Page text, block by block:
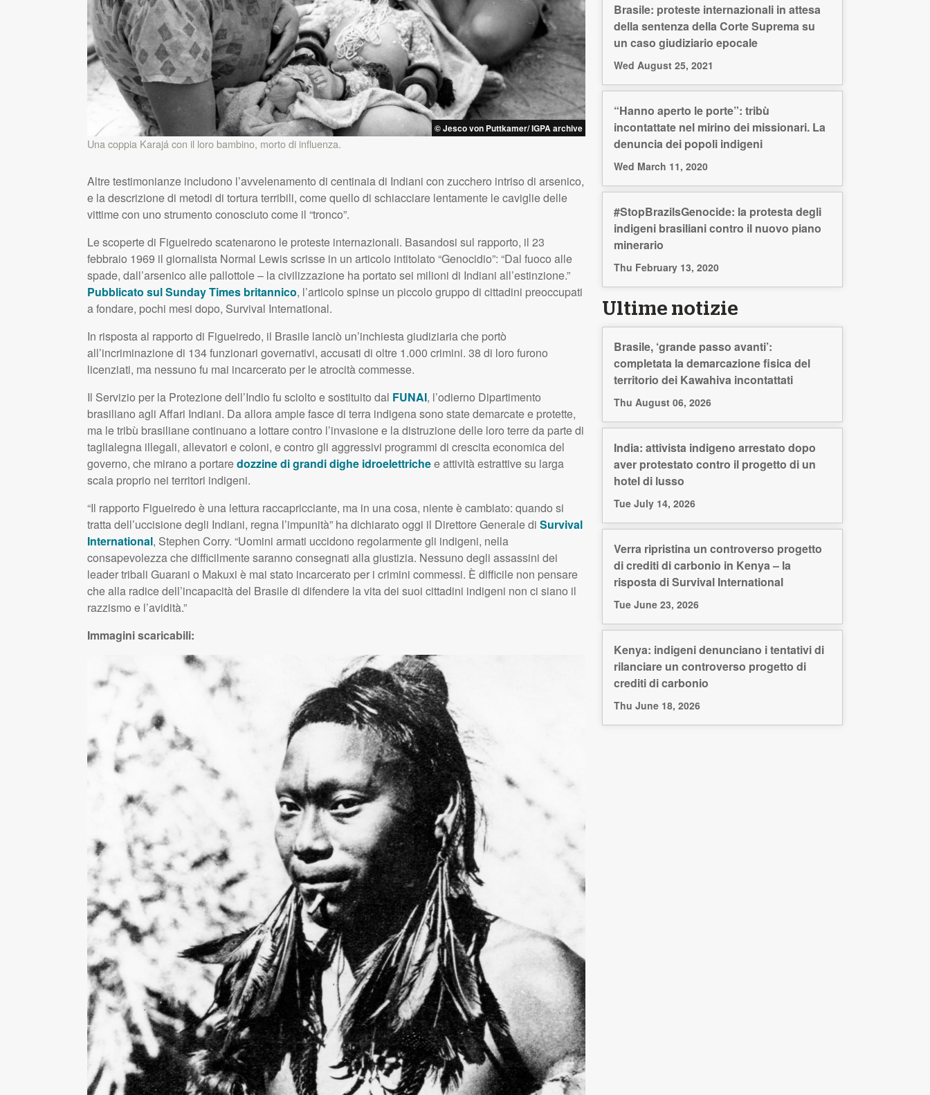
© Jesco von Puttkamer/ IGPA archive
Una coppia Karajá con il loro bambino, morto di influenza.
Altre testimonianze includono l’avvelenamento di centinaia di Indiani con zucchero intriso di arsenico,
e la descrizione di metodi di tortura terribili, come quello di schiacciare lentamente le caviglie delle
vittime con uno strumento conosciuto come il “tronco”.
Le scoperte di Figueiredo scatenarono le proteste internazionali. Basandosi sul rapporto, il 23
febbraio 1969 il giornalista Normal Lewis scrisse in un articolo intitolato “Genocidio”: “Dal fuoco alle
spade, dall’arsenico alle pallottole – la civilizzazione ha portato sei milioni di Indiani all’estinzione.”
Pubblicato sul Sunday Times britannico, l’articolo spinse un piccolo gruppo di cittadini preoccupati
a fondare, pochi mesi dopo, Survival International.
In risposta al rapporto di Figueiredo, il Brasile lanciò un’inchiesta giudiziaria che portò
all’incriminazione di 134 funzionari governativi, accusati di oltre 1.000 crimini. 38 di loro furono
licenziati, ma nessuno fu mai incarcerato per le atrocità commesse.
Il Servizio per la Protezione dell’Indio fu sciolto e sostituito dal FUNAI, l’odierno Dipartimento
brasiliano agli Affari Indiani. Da allora ampie fasce di terra indigena sono state demarcate e protette,
ma le tribù brasiliane continuano a lottare contro l’invasione e la distruzione delle loro terre da parte di
taglialegna illegali, allevatori e coloni, e contro gli aggressivi programmi di crescita economica del
governo, che mirano a portaredozzine di grandi dighe idroelettrichee attività estrattive su larga
scala proprio nei territori indigeni.
“Il rapporto Figueiredo è una lettura raccapricciante, ma in una cosa, niente è cambiato: quando si
tratta dell’uccisione degli Indiani, regna l’impunità” ha dichiarato oggi il Direttore Generale di Survival
International, Stephen Corry. “Uomini armati uccidono regolarmente gli indigeni, nella
consapevolezza che difficilmente saranno consegnati alla giustizia. Nessuno degli assassini dei
leader tribali Guarani o Makuxi è mai stato incarcerato per i crimini commessi. È difficile non pensare
che alla radice dell’incapacità del Brasile di difendere la vita dei suoi cittadini indigeni non ci siano il
razzismo e l’avidità.”
Immagini scaricabili:
Brasile: proteste internazionali in attesa
della sentenza della Corte Suprema su
un caso giudiziario epocale
Wed August 25, 2021
“Hanno aperto le porte”: tribù
incontattate nel mirino dei missionari. La
denuncia dei popoli indigeni
Wed March 11, 2020
#StopBrazilsGenocide: la protesta degli
indigeni brasiliani contro il nuovo piano
minerario
Thu February 13, 2020
Ultime notizie
Brasile, ‘grande passo avanti’:
completata la demarcazione fisica del
territorio dei Kawahiva incontattati
Thu August 06, 2026
India: attivista indigeno arrestato dopo
aver protestato contro il progetto di un
hotel di lusso
Tue July 14, 2026
Verra ripristina un controverso progetto
di crediti di carbonio in Kenya – la
risposta di Survival International
Tue June 23, 2026
Kenya: indigeni denunciano i tentativi di
rilanciare un controverso progetto di
crediti di carbonio
Thu June 18, 2026